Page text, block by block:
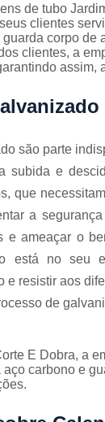
corpos
aço
aço
de tubo
clientes
corpo
clientes, a
assim,
são parte
subida e
que
a
e ameaçar o
está no seu
e resistir aos
de
E Dobra, a
carbono e